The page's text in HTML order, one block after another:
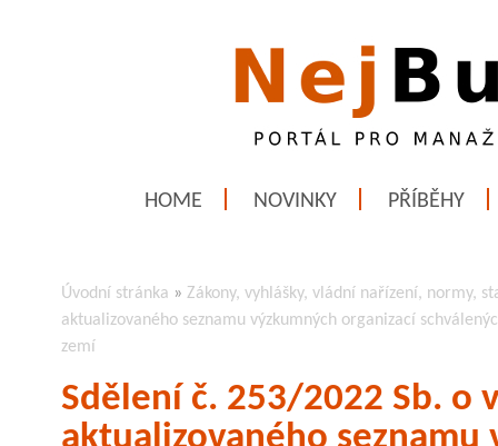
HOME NOVINKY PŘÍBĚHY
Úvodní stránka » Zákony, vyhlášky, vládní nařízení, normy,
aktualizovaného seznamu výzkumných organizací
zemí
Sdělení č. 253/2022 Sb. o
aktualizovaného seznamu